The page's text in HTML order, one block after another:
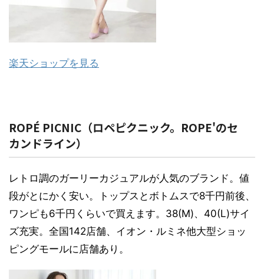
楽天ショップを見る
ROPÉ PICNIC（ロペピクニック。ROPE'のセ
カンドライン）
レトロ調のガーリーカジュアルが人気のブランド。値
段がとにかく安い。トップスとボトムスで8千円前後、
ワンピも6千円くらいで買えます。38(M)、40(L)サイ
ズ充実。全国142店舗、イオン・ルミネ他大型ショッ
ピングモールに店舗あり。